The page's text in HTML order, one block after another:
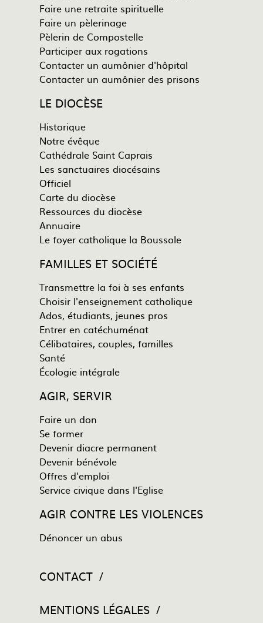
Faire une retraite spirituelle
Faire un pèlerinage
Pèlerin de Compostelle
Participer aux rogations
Contacter un aumônier d'hôpital
Contacter un aumônier des prisons
LE DIOCÈSE
Historique
Notre évêque
Cathédrale Saint Caprais
Les sanctuaires diocésains
Officiel
Carte du diocèse
Ressources du diocèse
Annuaire
Le foyer catholique la Boussole
FAMILLES ET SOCIÉTÉ
Transmettre la foi à ses enfants
Choisir l'enseignement catholique
Ados, étudiants, jeunes pros
Entrer en catéchuménat
Célibataires, couples, familles
Santé
Écologie intégrale
AGIR, SERVIR
Faire un don
Se former
Devenir diacre permanent
Devenir bénévole
Offres d'emploi
Service civique dans l'Eglise
AGIR CONTRE LES VIOLENCES
Dénoncer un abus
CONTACT
MENTIONS LÉGALES